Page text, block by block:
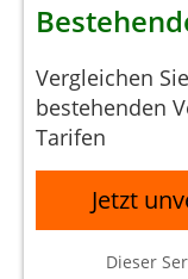
Vergleichen
bestehenden
Tarifen
Jetzt
Dieser